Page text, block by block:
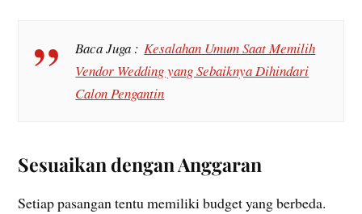
Baca Juga :Kesalahan Umum Saat Memilih
Vendor Wedding yang Sebaiknya Dihindari
Calon Pengantin
Sesuaikan dengan Anggaran
Setiap pasangan tentu memiliki budget yang berbeda.